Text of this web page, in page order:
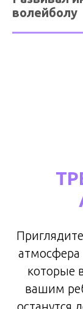
волейболу
атмосфера
которые
вашим